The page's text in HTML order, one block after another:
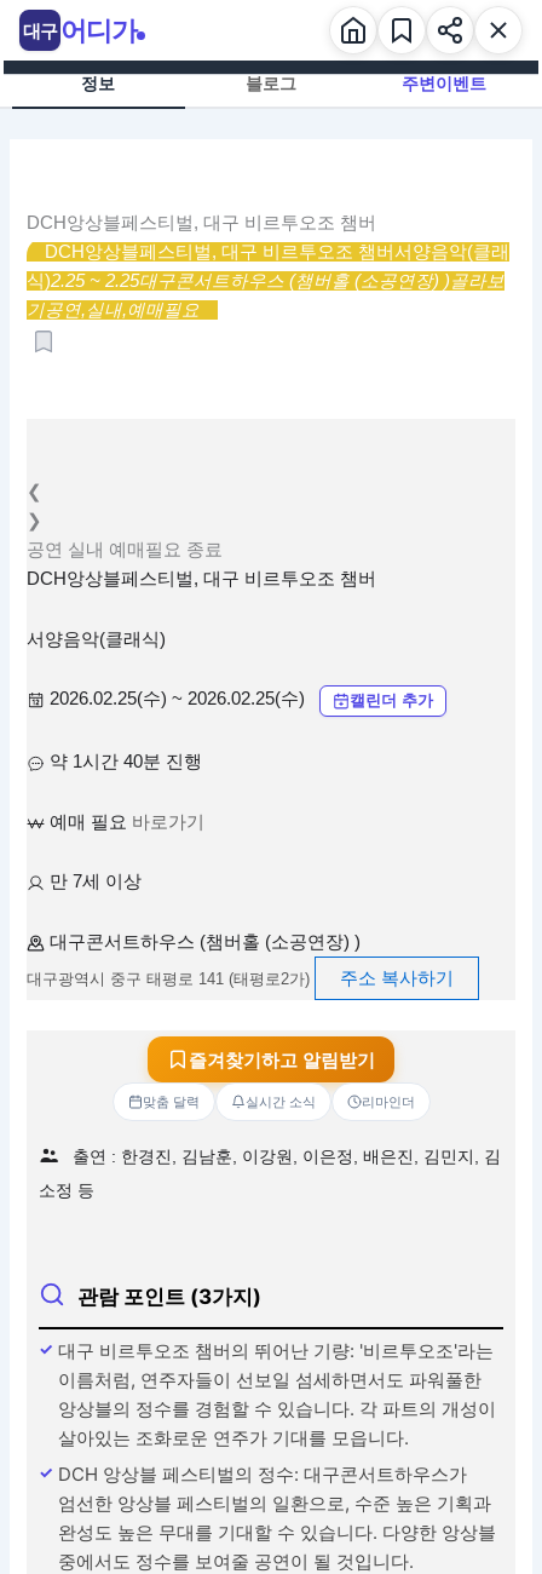
츠
정보 블로그 주변이벤트
DCH앙상블페스티벌, 대구 비르투오조 챔버
DCH앙상블페스티벌, 대구 비르투오조 챔버서양음악(클래
식)2.25 ~ 2.25대구콘서트하우스 (챔버홀 (소공연장) )골라보
기공연,실내,예매필요
❮
❯
공연 실내 예매필요 종료
DCH앙상블페스티벌, 대구 비르투오조 챔버
서양음악(클래식)
2026.02.25(수) ~ 2026.02.25(수) 캘린더 추가
약 1시간 40분 진행
예매 필요 바로가기
만 7세 이상
대구콘서트하우스 (챔버홀 (소공연장) )
대구광역시 중구 태평로 141 (태평로2가) 주소 복사하기
즐겨찾기하고 알림받기
맞춤 달력 실시간 소식 리마인더
출연 : 한경진, 김남훈, 이강원, 이은정, 배은진, 김민지, 김
소정 등
관람 포인트 (3가지)
대구 비르투오조 챔버의 뛰어난 기량: '비르투오조'라는
이름처럼, 연주자들이 선보일 섬세하면서도 파워풀한
앙상블의 정수를 경험할 수 있습니다. 각 파트의 개성이
살아있는 조화로운 연주가 기대를 모읍니다.
DCH 앙상블 페스티벌의 정수: 대구콘서트하우스가
엄선한 앙상블 페스티벌의 일환으로, 수준 높은 기획과
완성도 높은 무대를 기대할 수 있습니다. 다양한 앙상블
중에서도 정수를 보여줄 공연이 될 것입니다.
대구 어디가